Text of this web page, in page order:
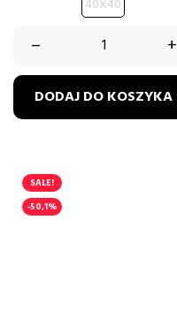
40X40
– +
DODAJ DO KOSZYKA
SALE!
-50,1%